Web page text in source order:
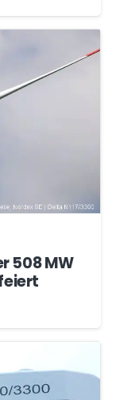
508 MW